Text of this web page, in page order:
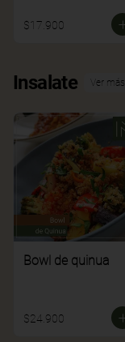
$17.900
Insalate Ver más
Bowl de quinua
$24.900